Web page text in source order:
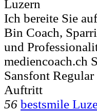
Luzern
Ich bereite Sie
Bin Coach,
und
mediencoach.ch
Sansfont
Auftritt
56 bestsmile